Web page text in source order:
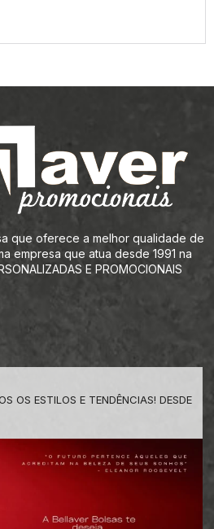
que oferece a melhor qualidade de
empresa que atua desde 1991 na
E PROMOCIONAIS
OS ESTILOS E TENDÊNCIAS! DESDE